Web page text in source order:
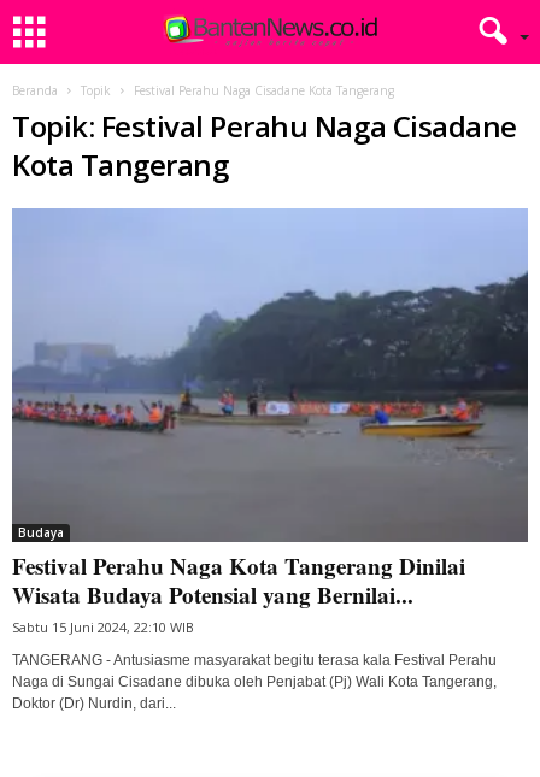
Beranda Topik Festival Perahu Naga Cisadane Kota Tangerang
Topik: Festival Perahu Naga Cisadane
Kota Tangerang
Budaya
Festival Perahu Naga Kota Tangerang Dinilai
Wisata Budaya Potensial yang Bernilai...
Sabtu 15 Juni 2024, 22:10 WIB
TANGERANG - Antusiasme masyarakat begitu terasa kala Festival Perahu
Naga di Sungai Cisadane dibuka oleh Penjabat (Pj) Wali Kota Tangerang,
Doktor (Dr) Nurdin, dari...